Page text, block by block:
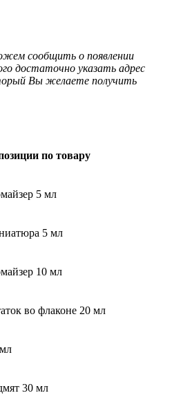
сообщить о появлении
достаточно указать адрес
Вы желаете получить
по товару
5 мл
5 мл
10 мл
во флаконе 20 мл
30 мл